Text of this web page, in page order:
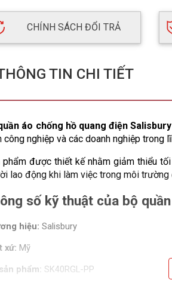
CHÍNH SÁCH ĐỔI TRẢ
TIN CHI TIẾT
áo chống hồ quang điện
công nghiệp và các doanh nghiệp trong
phẩm được thiết kế nhằm giảm thiểu
lao động khi làm việc trong môi
số kỹ thuật của bộ
hiệu: Salisbury
xứ: Mỹ
phẩm: SK40RGL-PP